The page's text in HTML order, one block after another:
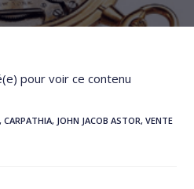
pour voir ce contenu
, CARPATHIA, JOHN JACOB ASTOR, VENTE